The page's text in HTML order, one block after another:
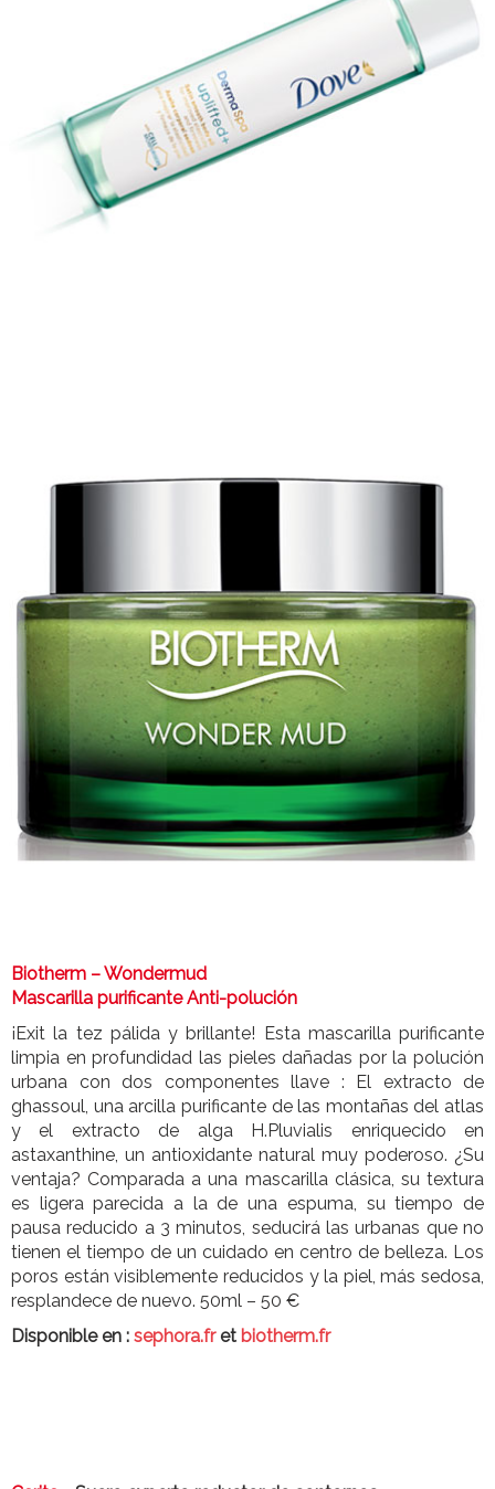
Biotherm – Wondermud
Mascarilla purificante Anti-polución
¡Exit la tez pálida y brillante! Esta mascarilla purificante
limpia en profundidad las pieles dañadas por la polución
urbana con dos componentes llave : El extracto de
ghassoul, una arcilla purificante de las montañas del atlas
y el extracto de alga H.Pluvialis enriquecido en
astaxanthine, un antioxidante natural muy poderoso. ¿Su
ventaja? Comparada a una mascarilla clásica, su textura
es ligera parecida a la de una espuma, su tiempo de
pausa reducido a 3 minutos, seducirá las urbanas que no
tienen el tiempo de un cuidado en centro de belleza. Los
poros están visiblemente reducidos y la piel, más sedosa,
resplandece de nuevo. 50ml – 50 €
Disponible en : sephora.fret biotherm.fr